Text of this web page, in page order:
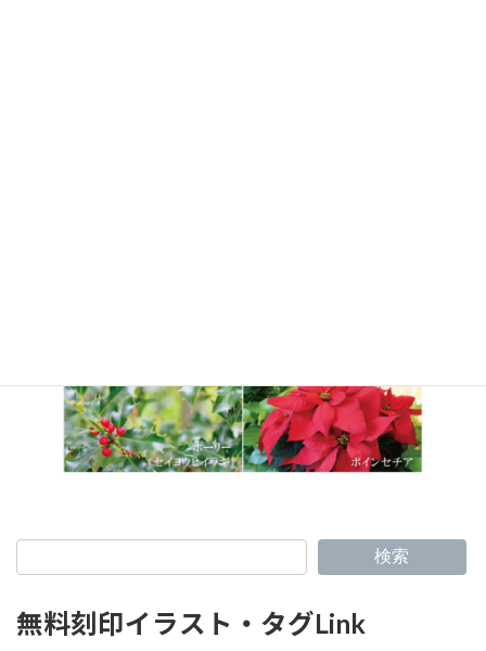
検索
無料刻印イラスト・タグLink